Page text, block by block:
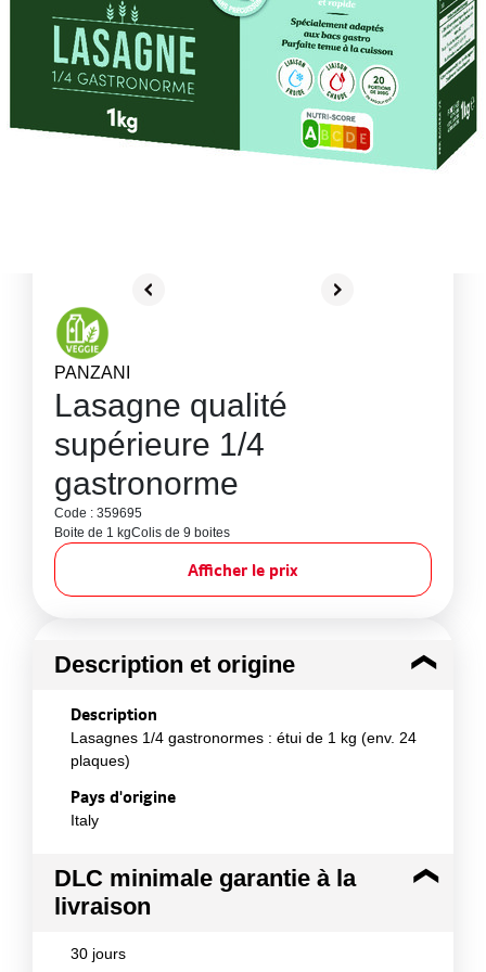
PANZANI
Lasagne qualité
supérieure 1/4
gastronorme
Code : 359695
Boite de 1 kgColis de 9 boites
Afficher le prix
Description et origine
Description
Lasagnes 1/4 gastronormes : étui de 1 kg (env. 24
plaques)
Pays d'origine
Italy
DLC minimale garantie à la
livraison
30 jours